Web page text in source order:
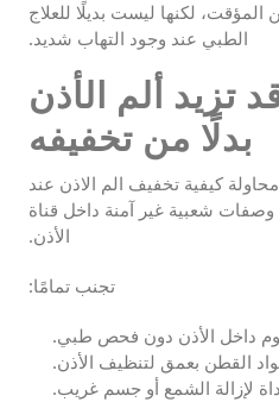
لكنها ليست بديلًا للعلاج
الطبي عند وجود التهاب شديد.
تزيد ألم الأذن
بدلًا من تخفيفه
كيفية تخفيف الم الاذن عند
وصفات شعبية غير آمنة داخل قناة
الأذن.
تجنب تمامًا:
داخل الأذن دون فحص طبي.
القطن بعمق لتنظيف الأذن.
لإزالة الشمع أو جسم غريب.